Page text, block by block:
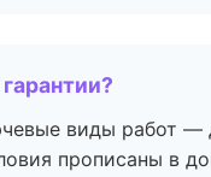
виды работ —
прописаны в